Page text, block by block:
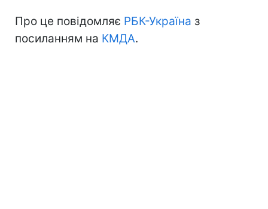
Про це повідомляє РБК-Україна з
посиланням на КМДА.